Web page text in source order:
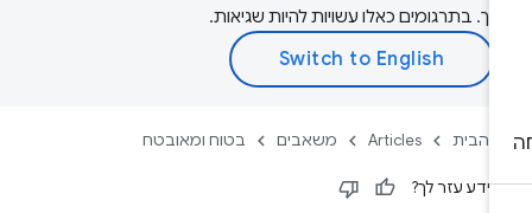
בתרגומים כאלו עשויות להיות שגיאות.
הבית Articles משאבים בטוח ומאובטח
עזר לך?